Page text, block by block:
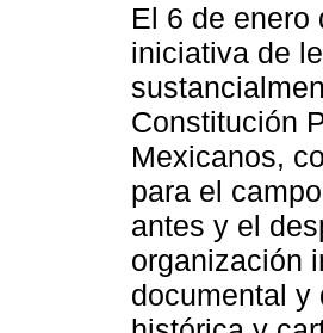
El 6 de enero
iniciativa de
Constitución
Mexicanos,
para el
antes y el
organización
documental y